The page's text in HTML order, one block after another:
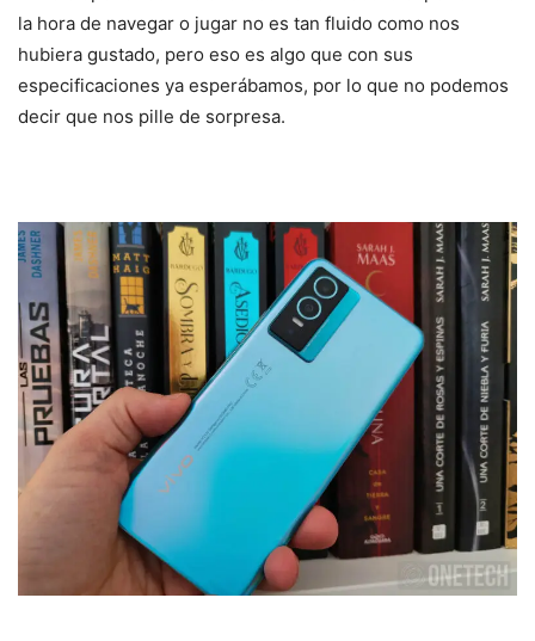
la hora de navegar o jugar no es tan fluido como nos
hubiera gustado, pero eso es algo que con sus
especificaciones ya esperábamos, por lo que no podemos
decir que nos pille de sorpresa.